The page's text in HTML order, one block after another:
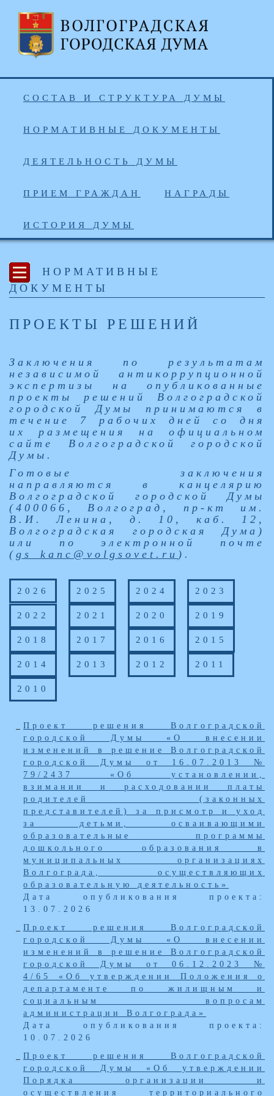
СОСТАВ И СТРУКТУРА ДУМЫ
НОРМАТИВНЫЕ ДОКУМЕНТЫ
ДЕЯТЕЛЬНОСТЬ ДУМЫ
ПРИЕМ ГРАЖДАН НАГРАДЫ
ИСТОРИЯ ДУМЫ
НОРМАТИВНЫЕ
ДОКУМЕНТЫ
ПРОЕКТЫ РЕШЕНИЙ
Заключения по результатам
независимой антикоррупционной
экспертизы на опубликованные
проекты решений Волгоградской
городской Думы принимаются в
течение 7 рабочих дней со дня
их размещения на официальном
сайте Волгоградской городской
Думы.
Готовые заключения
направляются в канцелярию
Волгоградской городской Думы
(400066, Волгоград, пр-кт им.
В.И. Ленина, д. 10, каб. 12,
Волгоградская городская Дума)
или по электронной почте
( gs_kanc@volgsovet.ru ).
2026 2025 2024 2023
2022 2021 2020 2019
2018 2017 2016 2015
2014 2013 2012 2011
2010
Проект решения Волгоградской
городской Думы «О внесении
изменений в решение Волгоградской
городской Думы от 16.07.2013 №
79/2437 «Об установлении,
взимании и расходовании платы
родителей (законных
представителей) за присмотр и уход
за детьми, осваивающими
образовательные программы
дошкольного образования в
муниципальных организациях
Волгограда, осуществляющих
образовательную деятельность»
Дата опубликования проекта:
13.07.2026
Проект решения Волгоградской
городской Думы «О внесении
изменений в решение Волгоградской
городской Думы от 06.12.2023 №
4/65 «Об утверждении Положения о
департаменте по жилищным и
социальным вопросам
администрации Волгограда»
Дата опубликования проекта:
10.07.2026
Проект решения Волгоградской
городской Думы «Об утверждении
Порядка организации и
осуществления территориального